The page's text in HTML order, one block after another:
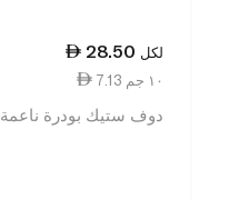
28.50 لكل
7.13 ١٠ جم
دوف ستيك بودرة ناعمة 40 غرام